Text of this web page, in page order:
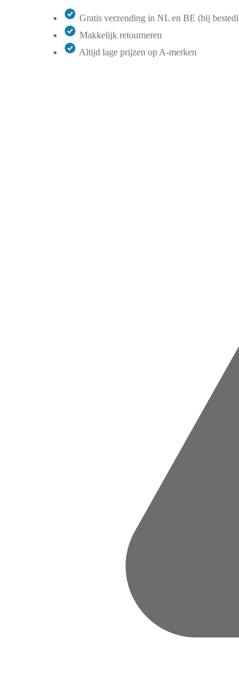
Gratis verzending in NL en BE (bij
Makkelijk retourneren
Altijd lage prijzen op A-merken